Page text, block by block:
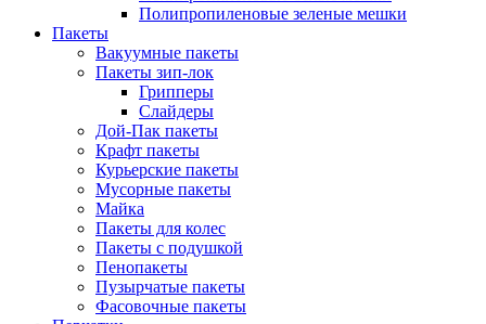
Полипропиленовые зеленые мешки
Пакеты
Вакуумные пакеты
Пакеты зип-лок
Грипперы
Слайдеры
Дой-Пак пакеты
Крафт пакеты
Курьерские пакеты
Мусорные пакеты
Майка
Пакеты для колес
Пакеты с подушкой
Пенопакеты
Пузырчатые пакеты
Фасовочные пакеты